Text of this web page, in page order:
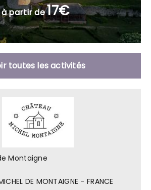
à partir de17€
toutes les activités
Montaigne
DE MONTAIGNE - FRANCE